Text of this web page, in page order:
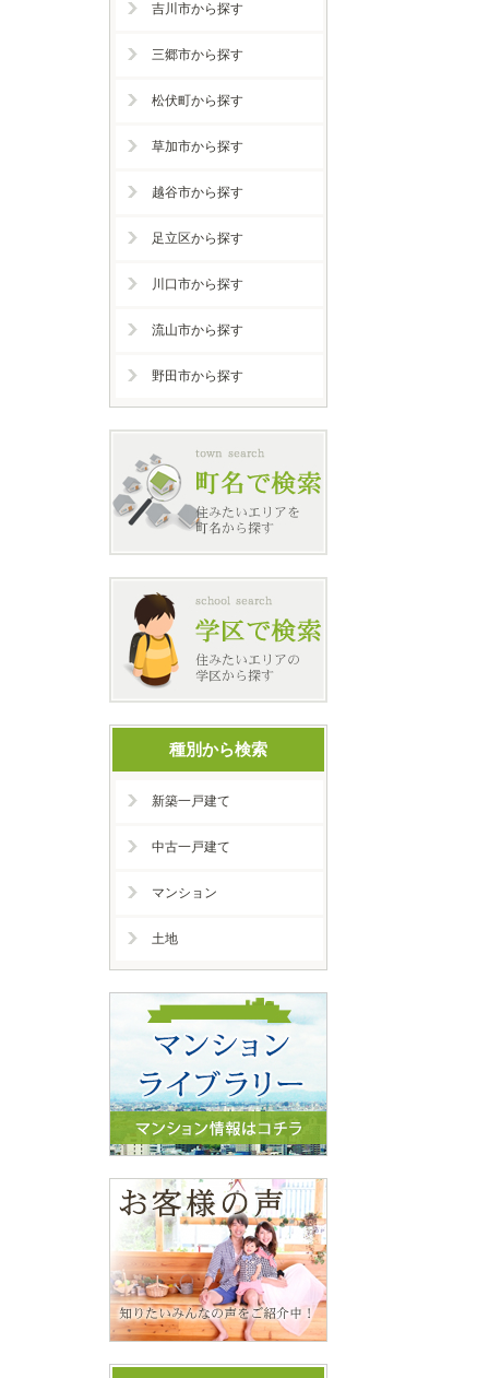
吉川市から探す
三郷市から探す
松伏町から探す
草加市から探す
越谷市から探す
足立区から探す
川口市から探す
流山市から探す
野田市から探す
種別から検索
新築一戸建て
中古一戸建て
マンション
土地